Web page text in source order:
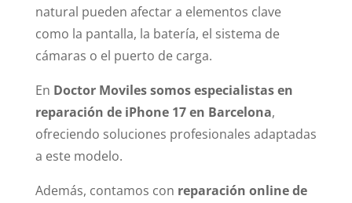
natural pueden afectar a elementos clave
como la pantalla, la batería, el sistema de
cámaras o el puerto de carga.
En Doctor Moviles somos especialistas en
reparación de iPhone 17 en Barcelona,
ofreciendo soluciones profesionales adaptadas
a este modelo.
Además, contamos con reparación online de